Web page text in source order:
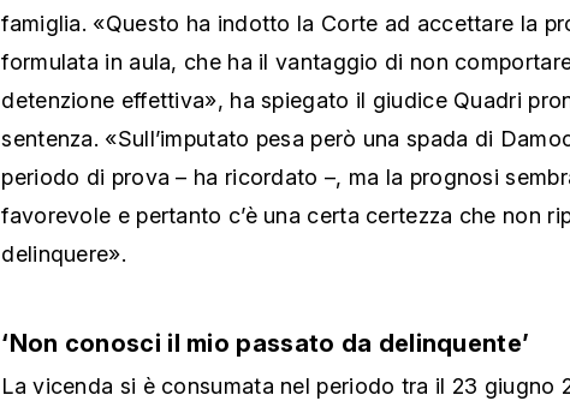
famiglia. «Questo ha indotto la Corte ad accettare la
formulata in aula, che ha il vantaggio di non
detenzione effettiva», ha spiegato il giudice Quadri
sentenza. «Sull’imputato pesa però una spada di
periodo di prova – ha ricordato –, ma la prognosi
favorevole e pertanto c’è una certa certezza che non
delinquere».
‘Non conosci il mio passato da delinquente’
La vicenda si è consumata nel periodo tra il 23 giugno